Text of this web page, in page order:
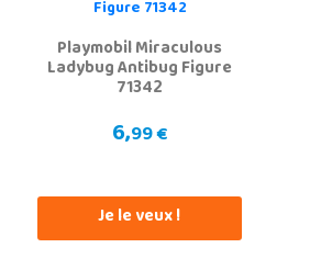
Playmobil Miraculous
Ladybug Antibug Figure
71342
6,99 €
Je le veux !